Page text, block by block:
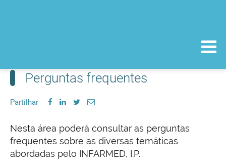
Perguntas frequentes
Partilhar
Nesta área poderá consultar as perguntas
frequentes sobre as diversas temáticas
abordadas pelo INFARMED, I.P.